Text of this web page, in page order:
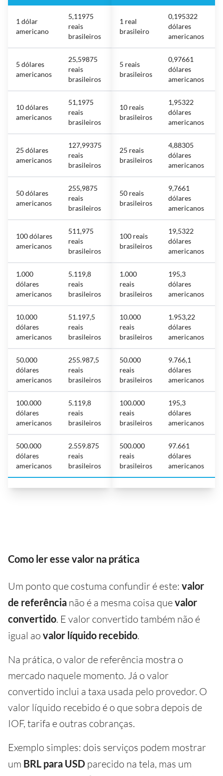
1 dólar
americano
5,11975
reais
brasileiros
5 dólares
americanos
25,59875
reais
brasileiros
10 dólares
americanos
51,1975
reais
brasileiros
25 dólares
americanos
127,99375
reais
brasileiros
50 dólares
americanos
255,9875
reais
brasileiros
100 dólares
americanos
511,975
reais
brasileiros
1.000
dólares
americanos
5.119,8
reais
brasileiros
10.000
dólares
americanos
51.197,5
reais
brasileiros
50.000
dólares
americanos
255.987,5
reais
brasileiros
100.000
dólares
americanos
5.119,8
reais
brasileiros
500.000
dólares
americanos
2.559.875
reais
brasileiros
1 real
brasileiro
0,195322
dólares
americanos
5 reais
brasileiros
0,97661
dólares
americanos
10 reais
brasileiros
1,95322
dólares
americanos
25 reais
brasileiros
4,88305
dólares
americanos
50 reais
brasileiros
9,7661
dólares
americanos
100 reais
brasileiros
19,5322
dólares
americanos
1.000
reais
brasileiros
195,3
dólares
americanos
10.000
reais
brasileiros
1.953,22
dólares
americanos
50.000
reais
brasileiros
9.766,1
dólares
americanos
100.000
reais
brasileiros
195,3
dólares
americanos
500.000
reais
brasileiros
97.661
dólares
americanos
Como ler esse valor na prática
Um ponto que costuma confundir é este: valor
de referência não é a mesma coisa quevalor
convertido. E valor convertido também não é
igual ao valor líquido recebido.
Na prática, o valor de referência mostra o
mercado naquele momento. Já o valor
convertido inclui a taxa usada pelo provedor. O
valor líquido recebido é o que sobra depois de
IOF, tarifa e outras cobranças.
Exemplo simples: dois serviços podem mostrar
um BRL para USD parecido na tela, mas um